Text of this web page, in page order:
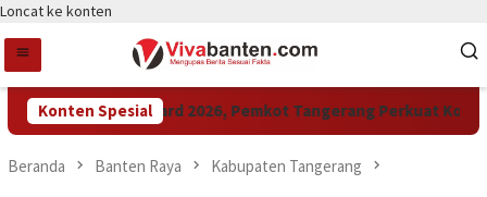
Loncat ke konten
Konten Spesial
Raih LPM Award 2026, Pemkot Tangerang Perkuat
Beranda Banten Raya Kabupaten Tangerang